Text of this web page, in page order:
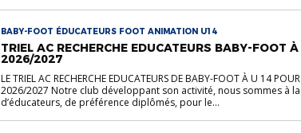
BABY-FOOT ÉDUCATEURS FOOT ANIMATION U14
TRIEL AC RECHERCHE EDUCATEURS BABY-FOOT
2026/2027
LE TRIEL AC RECHERCHE EDUCATEURS DE BABY-FOOT À U 14
2026/2027 Notre club développant son activité, nous sommes à
d’éducateurs, de préférence diplômés, pour le...